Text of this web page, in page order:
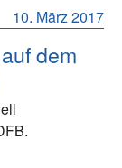
10. März 2017
dem